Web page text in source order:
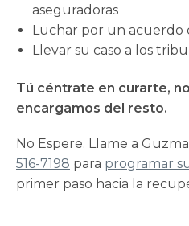
aseguradoras
Luchar por un acuerdo
Llevar su caso a los
Tú céntrate en curarte,
encargamos del resto.
No Espere. Llame a
516-7198 para programar
primer paso hacia la